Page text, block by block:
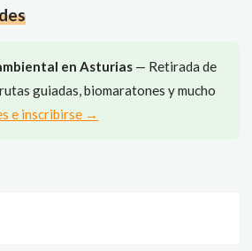
en Asturias— Retirada de
guiadas, biomaratones y mucho
e inscribirse →